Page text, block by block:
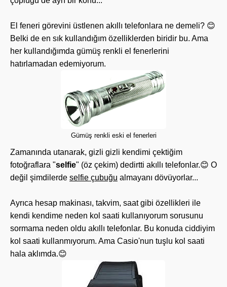
El feneri görevini üstlenen akıllı telefonlara ne demeli? 😊
Belki de en sık kullandığım özelliklerden biridir bu. Ama
her kullandığımda gümüş renkli el fenerlerini
hatırlamadan edemiyorum.
Gümüş renkli eski el fenerleri
Zamanında utanarak, gizli gizli kendimi çektiğim
fotoğraflara "selfie" (öz çekim) dedirtti akıllı telefonlar.😊 O
değil şimdilerde selfie çubuğu almayanı dövüyorlar...
Ayrıca hesap makinası, takvim, saat gibi özellikleri ile
kendi kendime neden kol saati kullanıyorum sorusunu
sormama neden oldu akıllı telefonlar. Bu konuda ciddiyim
kol saati kullanmıyorum. Ama Casio'nun tuşlu kol saati
hala aklımda.😊